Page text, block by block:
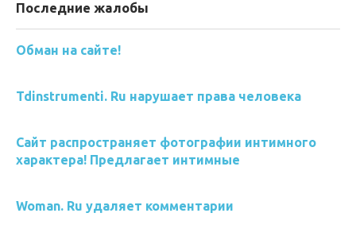
Последние жалобы
Обман на сайте!
Tdinstrumenti. Ru нарушает права человека
Сайт распространяет фотографии интимного
характера! Предлагает интимные
Woman. Ru удаляет комментарии